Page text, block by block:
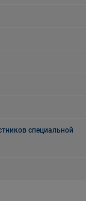
специальной